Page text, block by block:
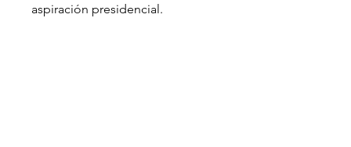
aspiración presidencial.